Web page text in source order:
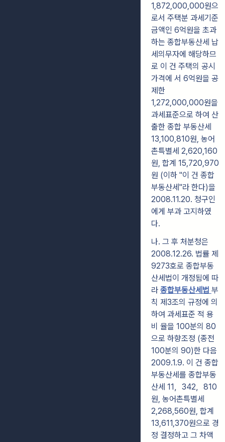
1,872,000,000원으
로서 주택분 과세기준
금액인 6억원을 초과
하는 종합부동산세 납
세의무자에 해당하므
로 이 건 주택의 공시
가격에 서 6억원을 공
제한
1,272,000,000원을
과세표준으로 하여 산
출한 종합 부동산세
13,100,810원, 농어
촌특별세 2,620,160
원, 합계 15,720,970
원 (이하 "이 건 종합
부동산세"라 한다)을
2008.11.20. 청구인
에게 부과 고지하였
다.
나. 그 후 처분청은
2008.12.26. 법률 제
9273호로 종합부동
산세법이 개정됨에 따
라 종합부동산세법 부
칙 제3조의 규정에 의
하여 과세표준 적 용
비 율을 100분의 80
으로 하향조정 (종전
100분의 90)한 다음
2009.1.9. 이 건 종합
부동산세를 종합부동
산세 11，342，810
원, 농어촌특별세
2,268,560원, 합계
13,611,370원으로 경
정 결정하고 그 차액